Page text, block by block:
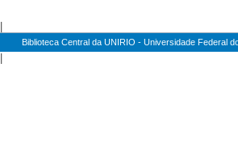
Biblioteca Central da UNIRIO - Universidade Federal